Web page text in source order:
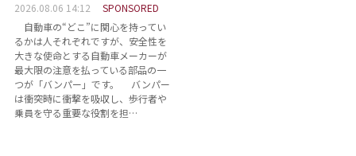
2026.08.06 14:12
SPONSORED
自動車の“どこ”に関心を持ってい
るかは人それぞれですが、安全性を
大きな使命とする自動車メーカーが
最大限の注意を払っている部品の一
つが「バンパー」です。 バンパー
は衝突時に衝撃を吸収し、歩行者や
乗員を守る重要な役割を担…